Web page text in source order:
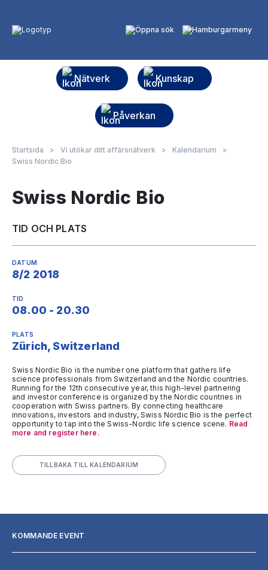
Nätverk Kunskap
Påverkan
Startsida > Vi utökar ditt affärsnätverk > Kalendarium
>
Swiss Nordic Bio
Swiss Nordic Bio
TID OCH PLATS
DATUM
8/2 2018
TID
08.00 - 20.30
PLATS
Zürich, Switzerland
Swiss Nordic Bio is the number one platform that gathers life
science professionals from Switzerland and the Nordic countries.
Running for the 12th consecutive year, this high-level partnering
and investor conference is organized by the Nordic countries in
cooperation with Swiss partners. By connecting healthcare
innovations, investors and industry, Swiss Nordic Bio is the perfect
opportunity to tap into the Swiss-Nordic life science scene. Read
more and register here.
TILLBAKA TILL KALENDARIUM
KOMMANDE EVENT